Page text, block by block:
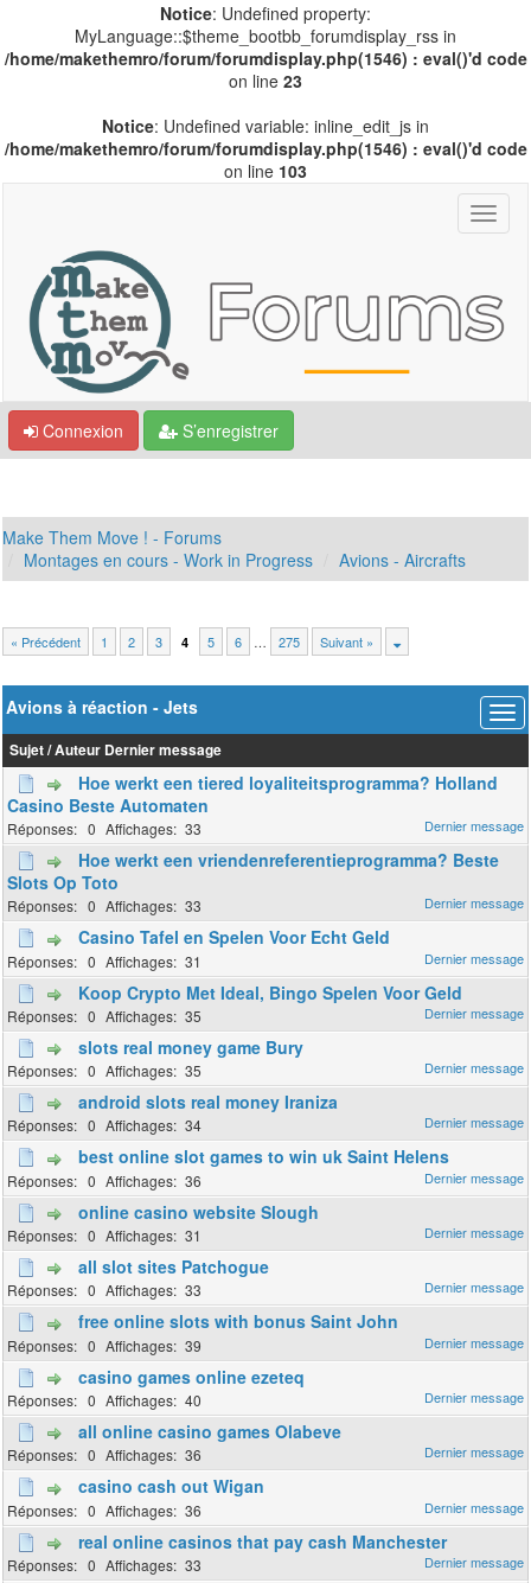
Notice: Undefined property:
MyLanguage::$theme_bootbb_forumdisplay_rss in
/home/makethemro/forum/forumdisplay.php(1546) : eval()'d code
on line 23
Notice: Undefined variable: inline_edit_js in
/home/makethemro/forum/forumdisplay.php(1546) : eval()'d code
on line 103
Connexion S’enregistrer
Make Them Move ! - Forums
Montages en cours - Work in Progress
Avions - Aircrafts
« Précédent 1 2 3 4 5 6 … 275 Suivant »
Avions à réaction - Jets
Sujet/Auteur Dernier message
Hoe werkt een tiered loyaliteitsprogramma? Holland
Casino Beste Automaten
0 33
Hoe werkt een vriendenreferentieprogramma? Beste
Slots Op Toto
0 33
Casino Tafel en Spelen Voor Echt Geld
0 31
Koop Crypto Met Ideal, Bingo Spelen Voor Geld
0 35
slots real money game Bury
0 35
android slots real money Iraniza
0 34
best online slot games to win uk Saint Helens
0 36
online casino website Slough
0 31
all slot sites Patchogue
0 33
free online slots with bonus Saint John
0 39
casino games online ezeteq
0 40
all online casino games Olabeve
0 36
casino cash out Wigan
0 36
real online casinos that pay cash Manchester
0 33